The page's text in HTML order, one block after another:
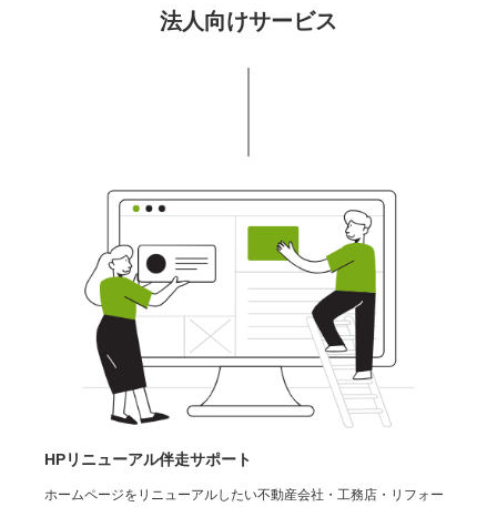
法人向けサービス
HPリニューアル伴走サポート
ホームページをリニューアルしたい不動産会社・工務店・リフォー